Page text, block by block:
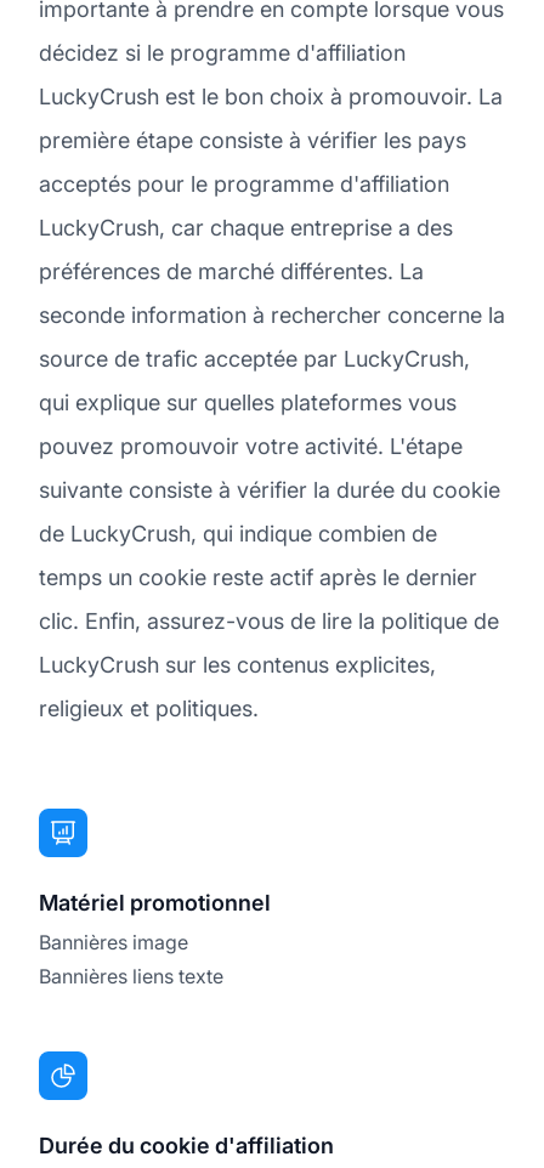
importante à prendre en compte lorsque vous
décidez si le programme d'affiliation
LuckyCrush est le bon choix à promouvoir. La
première étape consiste à vérifier les pays
acceptés pour le programme d'affiliation
LuckyCrush, car chaque entreprise a des
préférences de marché différentes. La
seconde information à rechercher concerne la
source de trafic acceptée par LuckyCrush,
qui explique sur quelles plateformes vous
pouvez promouvoir votre activité. L'étape
suivante consiste à vérifier la durée du cookie
de LuckyCrush, qui indique combien de
temps un cookie reste actif après le dernier
clic. Enfin, assurez-vous de lire la politique de
LuckyCrush sur les contenus explicites,
religieux et politiques.
Matériel promotionnel
Bannières image
Bannières liens texte
Durée du cookie d'affiliation